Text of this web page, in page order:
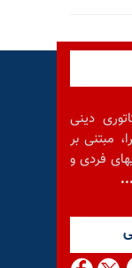
دینی
مبتنی بر
فردی و